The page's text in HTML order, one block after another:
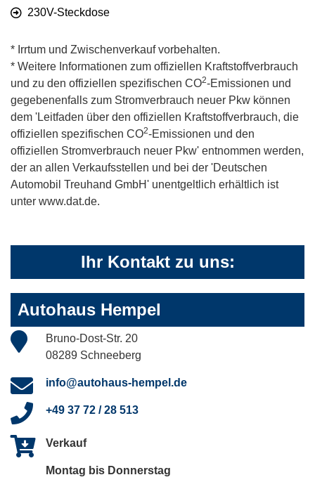
230V-Steckdose
* Irrtum und Zwischenverkauf vorbehalten.
* Weitere Informationen zum offiziellen Kraftstoffverbrauch
und zu den offiziellen spezifischen CO2-Emissionen und
gegebenenfalls zum Stromverbrauch neuer Pkw können
dem 'Leitfaden über den offiziellen Kraftstoffverbrauch, die
offiziellen spezifischen CO2-Emissionen und den
offiziellen Stromverbrauch neuer Pkw' entnommen werden,
der an allen Verkaufsstellen und bei der 'Deutschen
Automobil Treuhand GmbH' unentgeltlich erhältlich ist
unter www.dat.de.
Ihr Kontakt zu uns:
Autohaus Hempel
Bruno-Dost-Str. 20
08289 Schneeberg
info@autohaus-hempel.de
+49 37 72 / 28 513
Verkauf
Montag bis Donnerstag